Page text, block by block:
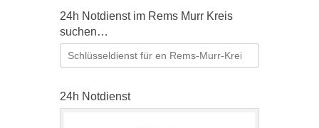
24h Notdienst im Rems Murr Kreis
suchen…
Suchen
nach:
24h Notdienst